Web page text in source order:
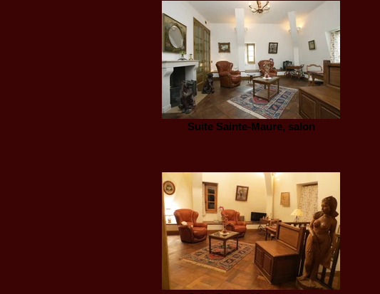
Suite Sainte-Maure, salon